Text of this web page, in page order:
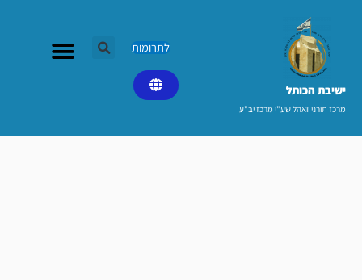
ישיבת הכותל​
מרכז תורני וואהל שע"י מרכז יב"ע
לתרומות